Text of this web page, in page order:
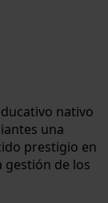
nativo
una
prestigio en
gestión de los